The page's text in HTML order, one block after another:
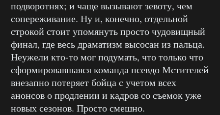
подворотнях; и чаще вызывают зевоту, чем
сопереживание. Ну и, конечно, отдельной
строкой стоит упомянуть просто чудовищный
финал, где весь драматизм высосан из пальца.
Неужели кто-то мог подумать, что только что
сформировавшаяся команда псевдо Мстителей
внезапно потеряет бойца с учетом всех
анонсов о продлении и кадров со съемок уже
новых сезонов. Просто смешно.